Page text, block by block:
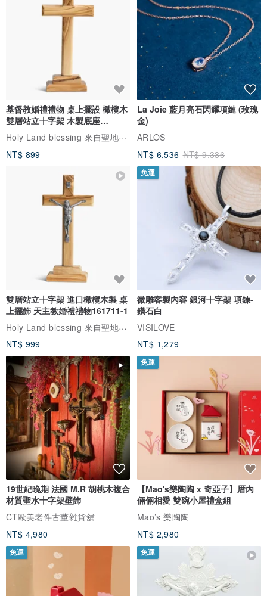
基督教婚禮禮物 桌上擺設 橄欖木
雙層站立十字架 木製底座
161711
Holy Land blessing 來自聖地的祝福
NT$ 899
La Joie 藍月亮石閃耀項鏈 (玫瑰
金)
ARLOS
NT$ 6,536 NT$ 9,336
雙層站立十字架 進口橄欖木製 桌
上擺飾 天主教婚禮禮物161711-1
Holy Land blessing 來自聖地的祝福
NT$ 999
免運
微雕客製內容 銀河十字架 項鍊-
鑽石白
VISILOVE
NT$ 1,279
19世紀晚期 法國 M.R 胡桃木複合
材質聖水十字架壁飾
CT歐美老件古董雜貨舖
NT$ 4,980
免運
【Mao's樂陶陶 x 奇亞子】厝內
倆倆相愛 雙碗小屋禮盒組
Mao’s 樂陶陶
NT$ 2,980
免運 免運